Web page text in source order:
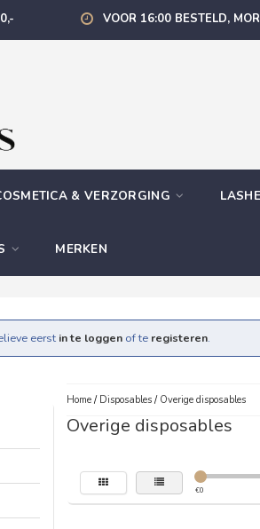
VOOR 16:00 BESTELD,
& VERZORGING
MERKEN
eerst in te loggen of te registeren.
Home/ Disposables/ Overige disposables
Overige disposables
€0